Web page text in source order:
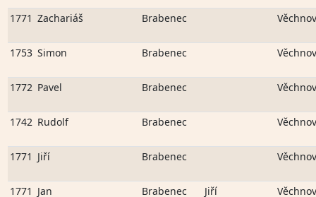
1771 Zachariáš Brabenec Věchnov
1753 Simon Brabenec Věchnov
1772 Pavel Brabenec Věchnov
1742 Rudolf Brabenec Věchnov
1771 Jiří Brabenec Věchnov
1771 Jan Brabenec Jiří Věchnov